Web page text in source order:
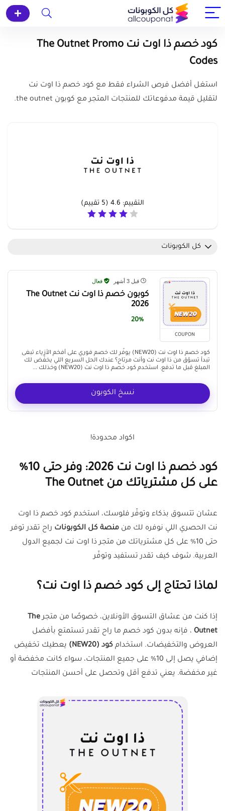
كود خصم ذا اوت نت The Outnet Promo
Codes
استغل أفضل فرص الشراء فقط مع كود خصم ذا اوت نت
لتقليل قيمة مدفوعاتك للمنتجات المتجر مع كوبون the outnet.
التقييم: 4.6
(
5 تقييم)
كل الكوبونات
COUPON
قبل 3 أشهر فعال
كوبون خصم ذا اوت نت The Outnet
2026
20%
كود خصم ذا اوت نت (NEW20) يوفّر لك خصم فوري على أفخم الأزياء تبغى
تبدأ تسوّق من ذا اوت نت وأنت مرتاح؟ عندك الحل السريع اللي يخفّض لك
المبلغ قبل ما تدفع. استخدم كود خصم ذا اوت نت (NEW20) وخذلك ...
نسخ الكوبون
اكواد محدودة!
كود خصم ذا اوت نت 2026: وفر حتى 10%
على كل مشترياتك من The Outnet
عشان تتسوق بذكاء وتوفّر فلوسك، استخدم كود خصم ذا اوت
نت الحصري اللي نوفره لك من منصة كل الكوبونات راح تقدر توفر
حتى 10% على كل مشترياتك من متجر ذا اوت نت لجميع الدول
العربية. شوف كيف تقدر تستفيد وتوفّر
لماذا تحتاج إلى كود خصم ذا اوت نت؟
إذا كنت من عشاق التسوق الأونلاين، خصوصًا من متجرThe
Outnet ، فإنه بدون كود خصم ما راح تقدر تستمتع بأفضل
العروض والتخفيضات. استخدام كود (NEW20)
يعطيك تخفيض
إضافي يصل إلى 10% على جميع المنتجات، سواء كانت مخفضة أو
غير مخفضة. يعني تدفع أقل وتحصل على أحسن المنتجات